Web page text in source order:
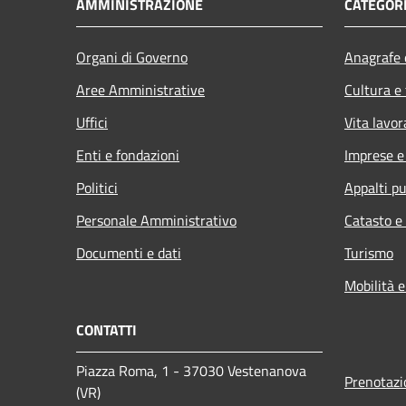
Organi di Governo
Aree Amministrative
Uffici
Enti e fondazioni
Politici
Personale Amministrativo
Documenti e dati
Cultura
Vita
Imprese
Appalti
Catasto
Turismo
Mobilità
CONTATTI
Piazza Roma, 1 - 37030 Vestenanova
(VR)